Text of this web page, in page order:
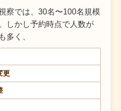
察では、30名〜100名規模
しかし予約時点で人数が
多く、
更